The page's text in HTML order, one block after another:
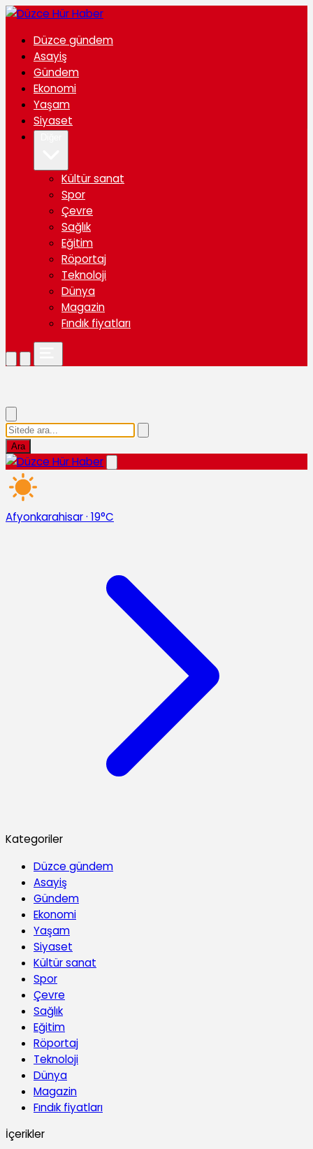
Düzce gündem
Asayiş
Gündem
Ekonomi
Yaşam
Siyaset
Kültür sanat
Spor
Çevre
Sağlık
Eğitim
Röportaj
Teknoloji
Dünya
Magazin
Fındık fiyatları
Ara
Afyonkarahisar· 19°C
Kategoriler
Düzce gündem
Asayiş
Gündem
Ekonomi
Yaşam
Siyaset
Kültür sanat
Spor
Çevre
Sağlık
Eğitim
Röportaj
Teknoloji
Dünya
Magazin
Fındık fiyatları
İçerikler